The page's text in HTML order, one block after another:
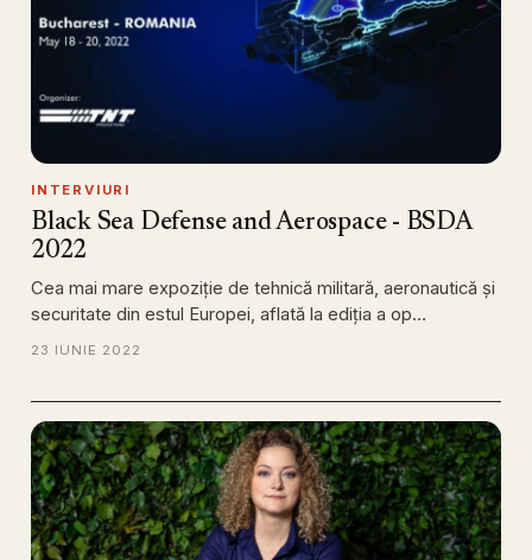
INTERVIURI
Black Sea Defense and Aerospace - BSDA
2022
Cea mai mare expoziție de tehnică militară, aeronautică și
securitate din estul Europei, aflată la ediția a op…
23 IUNIE 2022